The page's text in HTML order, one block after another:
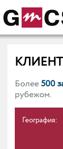
Более500
рубежом.
География: